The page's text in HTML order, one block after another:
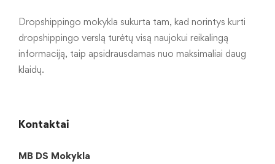
Dropshippingo mokykla sukurta tam, kad norintys kurti
dropshippingo verslą turėtų visą naujokui reikalingą
informaciją, taip apsidrausdamas nuo maksimaliai daug
klaidų.
Kontaktai
MB DS Mokykla